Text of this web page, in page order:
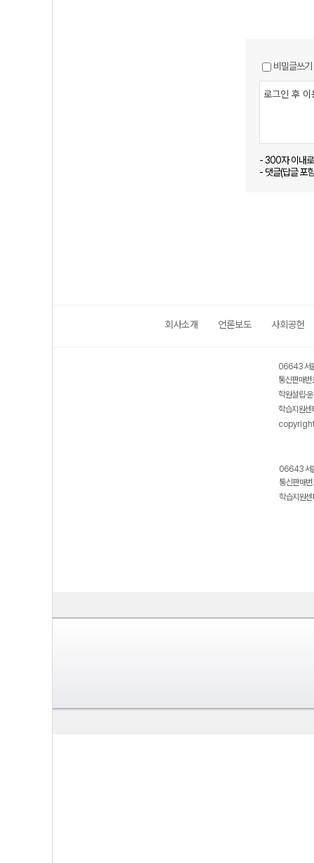
비밀글쓰기
- 300자 이내
- 댓글(답글 포
회사소개 언론보도 사회공헌
06643 서
통신판매
학원설립·
학습지원
06643 서
통신판매
학습지원